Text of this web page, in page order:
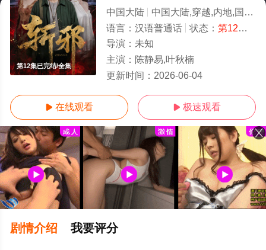
第12集已完结/全集
中国大陆 中国大陆,穿越,内地,国产
语言： 汉语普通话 状态： 第12集已完结
导演： 未知
主演： 陈静易,叶秋楠
更新时间： 2026-06-04
 在线观看  极速观看
剧情介绍 我要评分